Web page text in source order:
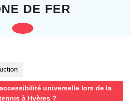
DE FER
Open
universelle lors de la
à Hyères ?